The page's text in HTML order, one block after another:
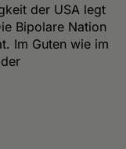
der USA legt
Bipolare Nation
Im Guten wie im